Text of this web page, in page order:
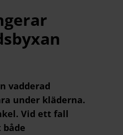
vadderad
under kläderna.
Vid ett fall